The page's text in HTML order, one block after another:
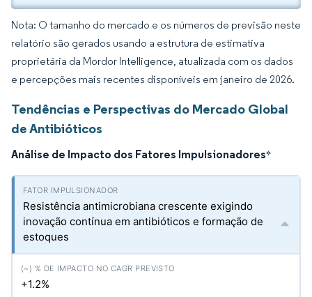
Nota: O tamanho do mercado e os números de previsão neste
relatório são gerados usando a estrutura de estimativa
proprietária da Mordor Intelligence, atualizada com os dados
e percepções mais recentes disponíveis em janeiro de 2026.
Tendências e Perspectivas do Mercado Global
de Antibióticos
Análise de Impacto dos Fatores Impulsionadores*
Resistência antimicrobiana crescente exigindo
inovação contínua em antibióticos e formação de
estoques
+1.2%